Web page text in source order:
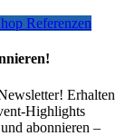
Referenzen
Erhalten
Highlights
abonnieren –